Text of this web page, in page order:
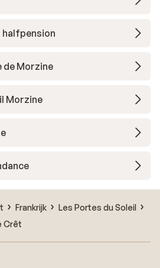
halfpension
de Morzine
Morzine
Frankrijk
Les Portes du Soleil
Crêt